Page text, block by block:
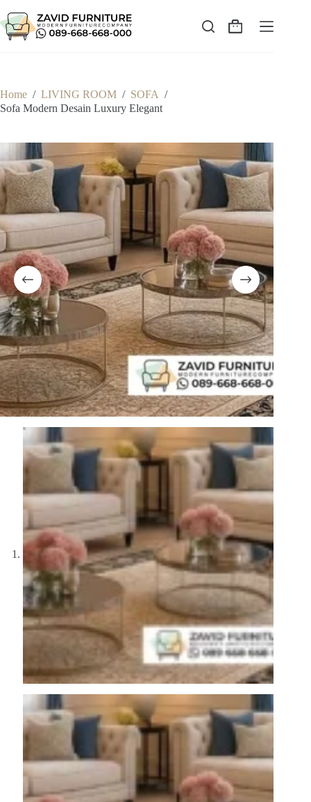
to
content
Shopping
Home / LIVING ROOM / SOFA /
Sofa Modern Desain Luxury Elegant